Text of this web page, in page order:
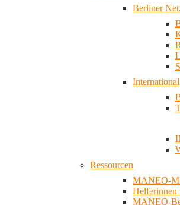
Berliner
International
Ressourcen
MANEO-
Helferinnen
MANEO-